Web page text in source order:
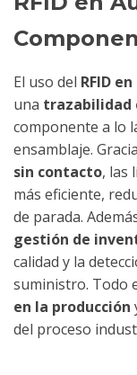
El uso del RFID
una trazabilidad
componente a lo
ensamblaje.
sin contacto, las
más eficiente,
de parada.
gestión de
calidad y la
suministro. Todo
en la producción
del proceso